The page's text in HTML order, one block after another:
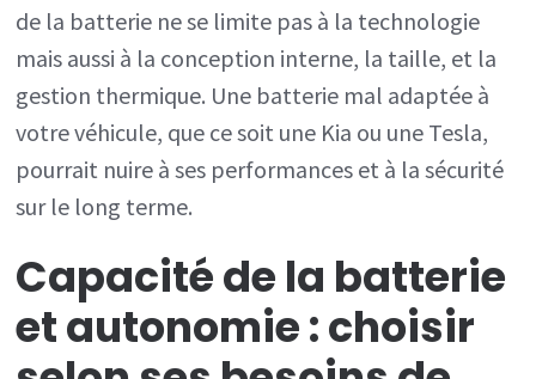
de la batterie ne se limite pas à la technologie
mais aussi à la conception interne, la taille, et la
gestion thermique. Une batterie mal adaptée à
votre véhicule, que ce soit une Kia ou une Tesla,
pourrait nuire à ses performances et à la sécurité
sur le long terme.
Capacité de la batterie
et autonomie : choisir